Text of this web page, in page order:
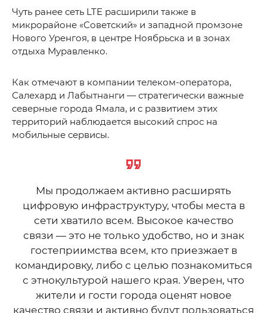
Чуть ранее сеть LTE расширили также в
микрорайоне «Советский» и западной промзоне
Нового Уренгоя, в центре Ноябрьска и в зонах
отдыха Муравленко.
Как отмечают в компании телеком-оператора,
Салехард и Лабытнанги — стратегически важные
северные города Ямала, и с развитием этих
территорий наблюдается высокий спрос на
мобильные сервисы.
Мы продолжаем активно расширять
цифровую инфраструктуру, чтобы места в
сети хватило всем. Высокое качество
связи — это не только удобство, но и знак
гостеприимства всем, кто приезжает в
командировку, либо с целью познакомиться
с этнокультурой нашего края. Уверен, что
жители и гости города оценят новое
качество связи и активно будут пользоваться